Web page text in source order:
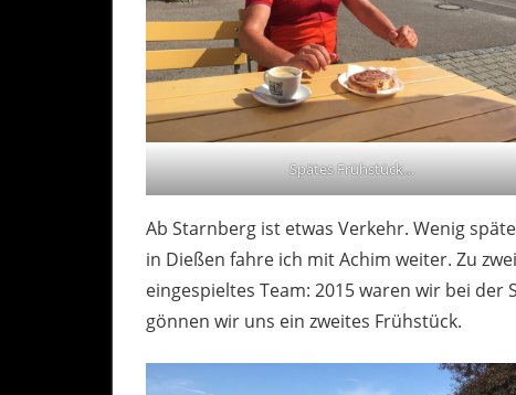
Spätes Frühstück…
Ab Starnberg ist etwas Verkehr. Wenig
in Dießen fahre ich mit Achim weiter. Zu
eingespieltes Team: 2015 waren wir bei
gönnen wir uns ein zweites Frühstück.